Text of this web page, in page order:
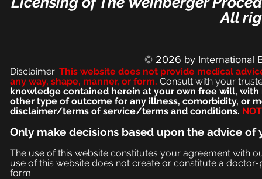
All
© 2026 by International
Disclaimer: This website does not provide medical
any way, shape, manner, or form. Consult with your
knowledge contained herein at your own free will,
other type of outcome for any illness, comorbidity, or
disclaimer/terms of service/terms and conditions.
Only make decisions based upon the advice
The use of this website constitutes your agreement with
use of this website does not create or constitute a
form.